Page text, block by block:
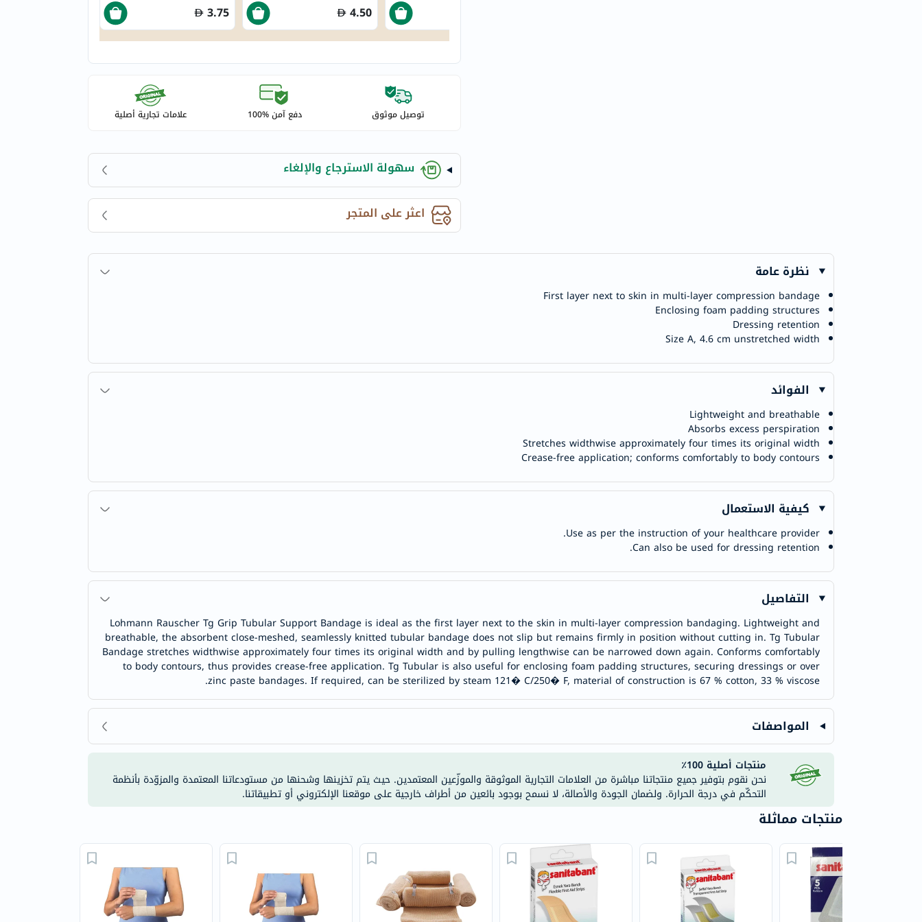
chek
activise
annemarie-
naturals
aveeno
freestylelibre
cetaphil
CHalpha
K18
olaplex
OMRON
doppelherz
NMN
dessert-
essence
Biochem
skinceuticals
true-
honey
العناية
الصحية
باقة
3.75 4.50
توصيل موثوق دفع آمن %100 علامات تجارية أصلية
سهولة الاسترجاع والإلغاء
اعثر على المتجر
نظرة عامة
First layer next to skin in multi-layer compression bandage
Enclosing foam padding structures
Dressing retention
Size A, 4.6 cm unstretched width
الفوائد
Lightweight and breathable
Absorbs excess perspiration
Stretches widthwise approximately four times its original width
Crease-free application; conforms comfortably to body contours
كيفية الاستعمال
Use as per the instruction of your healthcare provider.
Can also be used for dressing retention.
التفاصيل
Lohmann Rauscher Tg Grip Tubular Support Bandage is ideal as the first layer next to the skin in multi-layer compression bandaging. Lightweight and
breathable, the absorbent close-meshed, seamlessly knitted tubular bandage does not slip but remains firmly in position without cutting in. Tg Tubular
Bandage stretches widthwise approximately four times its original width and by pulling lengthwise can be narrowed down again. Conforms comfortably
to body contours, thus provides crease-free application. Tg Tubular is also useful for enclosing foam padding structures, securing dressings or over
zinc paste bandages. If required, can be sterilized by steam 121� C/250� F, material of construction is 67 % cotton, 33 % viscose.
المواصفات
منتجات أصلية 100٪
نحن نقوم بتوفير جميع منتجاتنا مباشرة من العلامات التجارية الموثوقة والموزّعين المعتمدين. حيث يتم تخزينها وشحنها من مستودعاتنا المعتمدة والمزوّدة بأنظمة
التحكّم في درجة الحرارة. ولضمان الجودة والأصالة، لا نسمح بوجود بائعين من أطراف خارجية على موقعنا الإلكتروني أو تطبيقاتنا.
منتجات مماثلة